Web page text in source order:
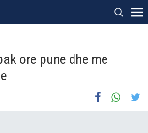
ore pune dhe me